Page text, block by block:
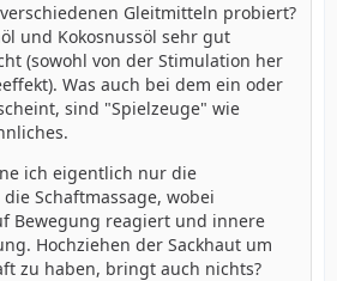
Gleitmitteln probiert?
und Kokosnussöl sehr gut
(sowohl von der Stimulation her
Was auch bei dem ein oder
sind "Spielzeuge" wie
ich eigentlich nur die
Schaftmassage, wobei
Bewegung reagiert und innere
Hochziehen der Sackhaut um
zu haben, bringt auch nichts?